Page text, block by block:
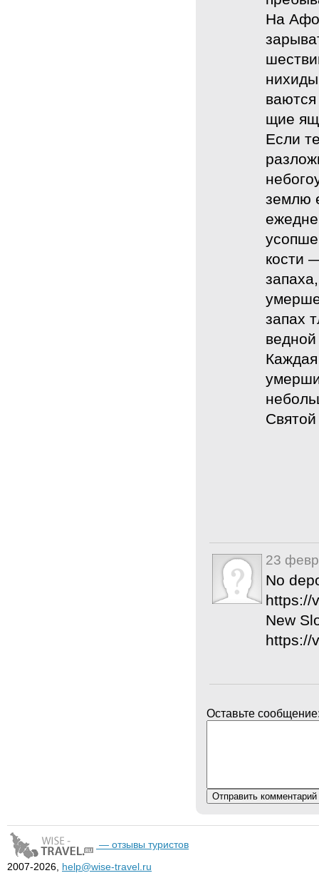
На
щие
Если
землю
кости
запах
23
No
https://
New
https://
Оставьте
— отзывы туристов
2007-2026, help@wise-travel.ru